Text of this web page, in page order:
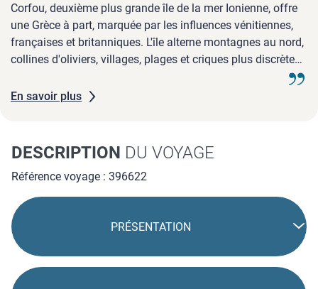
Corfou, deuxième plus grande île de la mer Ionienne, offre
une Grèce à part, marquée par les influences vénitiennes,
françaises et britanniques. L'île alterne montagnes au nord,
collines d'oliviers, villages, plages et criques plus discrètes.
Sa capitale, Corfou-ville, classée au patrimoine mondial de
l'UNESCO, mérite une vraie visite pour ses ...
En savoir plus
DESCRIPTION DU VOYAGE
Référence voyage : 396622
PRÉSENTATION